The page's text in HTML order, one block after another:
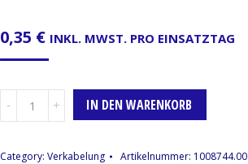
0,35 € INKL. MWST. PRO EINSATZTAG
(Farbcode
IN DEN WARENKORB
Category: Verkabelung Artikelnummer: 1008744.00